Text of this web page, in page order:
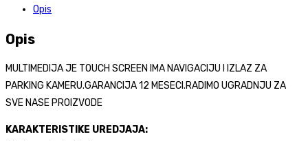
NAVIGACIJA
TOUCH
SCREEN
10
INCA
količina
Opis
Opis
MULTIMEDIJA JE TOUCH SCREEN IMA NAVIGACIJU I IZLAZ ZA
PARKING KAMERU.GARANCIJA 12 MESECI.RADIMO UGRADNJU ZA
SVE NASE PROIZVODE
KARAKTERISTIKE UREDJAJA: